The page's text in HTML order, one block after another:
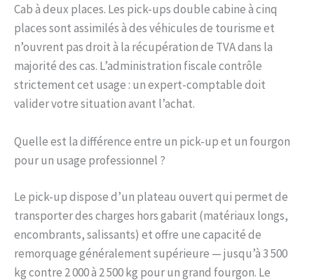
Cab à deux places. Les pick-ups double cabine à cinq
places sont assimilés à des véhicules de tourisme et
n’ouvrent pas droit à la récupération de TVA dans la
majorité des cas. L’administration fiscale contrôle
strictement cet usage : un expert-comptable doit
valider votre situation avant l’achat.
Quelle est la différence entre un pick-up et un fourgon
pour un usage professionnel ?
Le pick-up dispose d’un plateau ouvert qui permet de
transporter des charges hors gabarit (matériaux longs,
encombrants, salissants) et offre une capacité de
remorquage généralement supérieure — jusqu’à 3 500
kg contre 2 000 à 2 500 kg pour un grand fourgon. Le